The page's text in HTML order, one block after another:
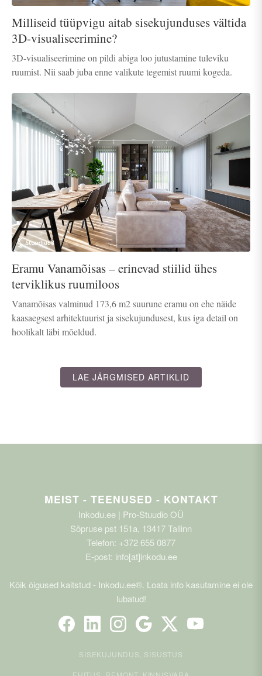
Milliseid tüüpvigu aitab sisekujunduses vältida
3D-visualiseerimine?
3D-visualiseerimine on pildi abiga loo jutustamine tuleviku
ruumist. Nii saab juba enne valikute tegemist ruumi kogeda.
Eramu Vanamõisas – erinevad stiilid ühes
terviklikus ruumiloos
Vanamõisas valminud 173,6 m2 suurune eramu on ehe näide
kaasaegsest arhitektuurist ja sisekujundusest, kus iga detail on
hoolikalt läbi mõeldud.
LAE JÄRGMISED ARTIKLID
MEIST - TEENUSED - KONTAKT
Inkodu.ee | Pro-Stuudio OÜ
Sõpruse pst 151a, 13417 Tallinn
Telefon: +372 655 0877
E-post: info[at]inkodu.ee
Kõik õigused kaitstud - Inkodu.ee®. Loata info kasutamine ei ole
lubatud!
SISEKUJUNDUS, SISUSTUS